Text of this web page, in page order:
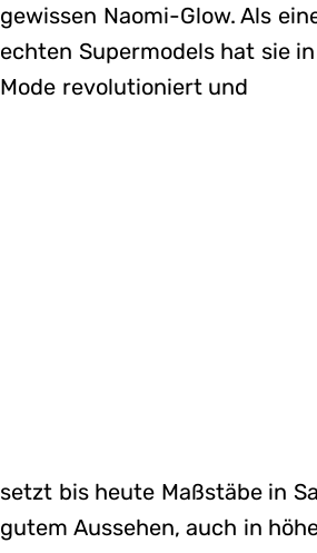
gewissen Naomi-Glow. Als
echten Supermodels hat sie
Mode revolutioniert und
setzt bis heute Maßstäbe in
gutem Aussehen, auch in